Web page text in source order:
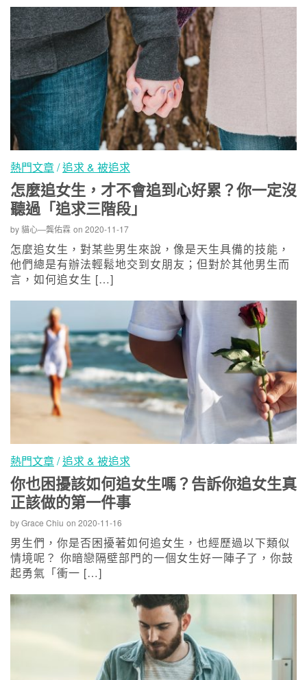
熱門文章/追求 & 被追求
怎麼追女生，才不會追到心好累？你一定沒
聽過「追求三階段」
by貓心—龔佑霖 on 2020-11-17
怎麼追女生，對某些男生來說，像是天生具備的技能，
他們總是有辦法輕鬆地交到女朋友；但對於其他男生而
言，如何追女生 […]
熱門文章/追求 & 被追求
你也困擾該如何追女生嗎？告訴你追女生真
正該做的第一件事
byGrace Chiu on 2020-11-16
男生們，你是否困擾著如何追女生，也經歷過以下類似
情境呢？ 你暗戀隔壁部門的一個女生好一陣子了，你鼓
起勇氣「衝一 […]